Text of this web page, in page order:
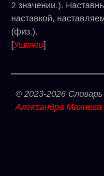
2 значении.).
наставкой,
(физ.).
[Ушаков]
© 2023-2026 Словарь
Александра Махнева